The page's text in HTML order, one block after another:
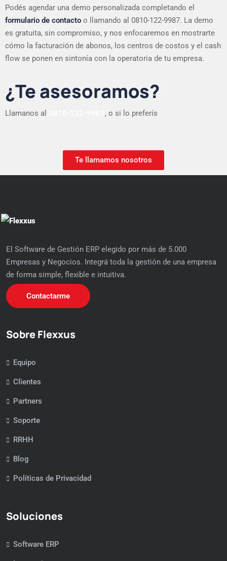
Podés agendar una demo personalizada completando el
formulario de contacto o llamando al 0810-122-9987. La demo
es gratuita, sin compromiso, y nos enfocaremos en mostrarte
cómo la facturación de abonos, los centros de costos y el cash
flow se ponen en sintonía con la operatoria de tu empresa.
¿Te asesoramos?
Llamanos al , o si lo preferís
Te llamamos nosotros
El Software de Gestión ERP elegido por más de 5.000
Empresas y Negocios. Integrá toda la gestión de una empresa
de forma simple, flexible e intuitiva.
Contactarme
Sobre Flexxus
Equipo
Clientes
Partners
Soporte
RRHH
Blog
Políticas de Privacidad
Soluciones
Software ERP